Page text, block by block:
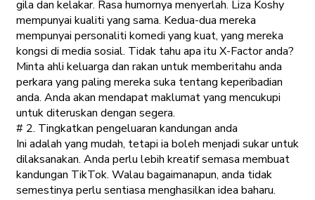
gila dan kelakar. Rasa humornya menyerlah. Liza Koshy
mempunyai kualiti yang sama. Kedua-dua mereka
mempunyai personaliti komedi yang kuat, yang mereka
kongsi di media sosial. Tidak tahu apa itu X-Factor anda?
Minta ahli keluarga dan rakan untuk memberitahu anda
perkara yang paling mereka suka tentang keperibadian
anda. Anda akan mendapat maklumat yang mencukupi
untuk diteruskan dengan segera.
# 2. Tingkatkan pengeluaran kandungan anda
Ini adalah yang mudah, tetapi ia boleh menjadi sukar untuk
dilaksanakan. Anda perlu lebih kreatif semasa membuat
kandungan TikTok. Walau bagaimanapun, anda tidak
semestinya perlu sentiasa menghasilkan idea baharu.